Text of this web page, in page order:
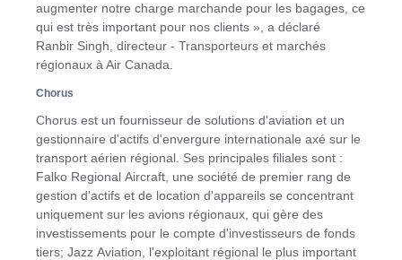
augmenter notre charge marchande pour les bagages, ce
qui est très important pour nos clients », a déclaré
Ranbir Singh, directeur - Transporteurs et marchés
régionaux à Air Canada.
Chorus
Chorus est un fournisseur de solutions d'aviation et un
gestionnaire d'actifs d'envergure internationale axé sur le
transport aérien régional. Ses principales filiales sont :
Falko Regional Aircraft, une société de premier rang de
gestion d'actifs et de location d'appareils se concentrant
uniquement sur les avions régionaux, qui gère des
investissements pour le compte d'investisseurs de fonds
tiers; Jazz Aviation, l'exploitant régional le plus important